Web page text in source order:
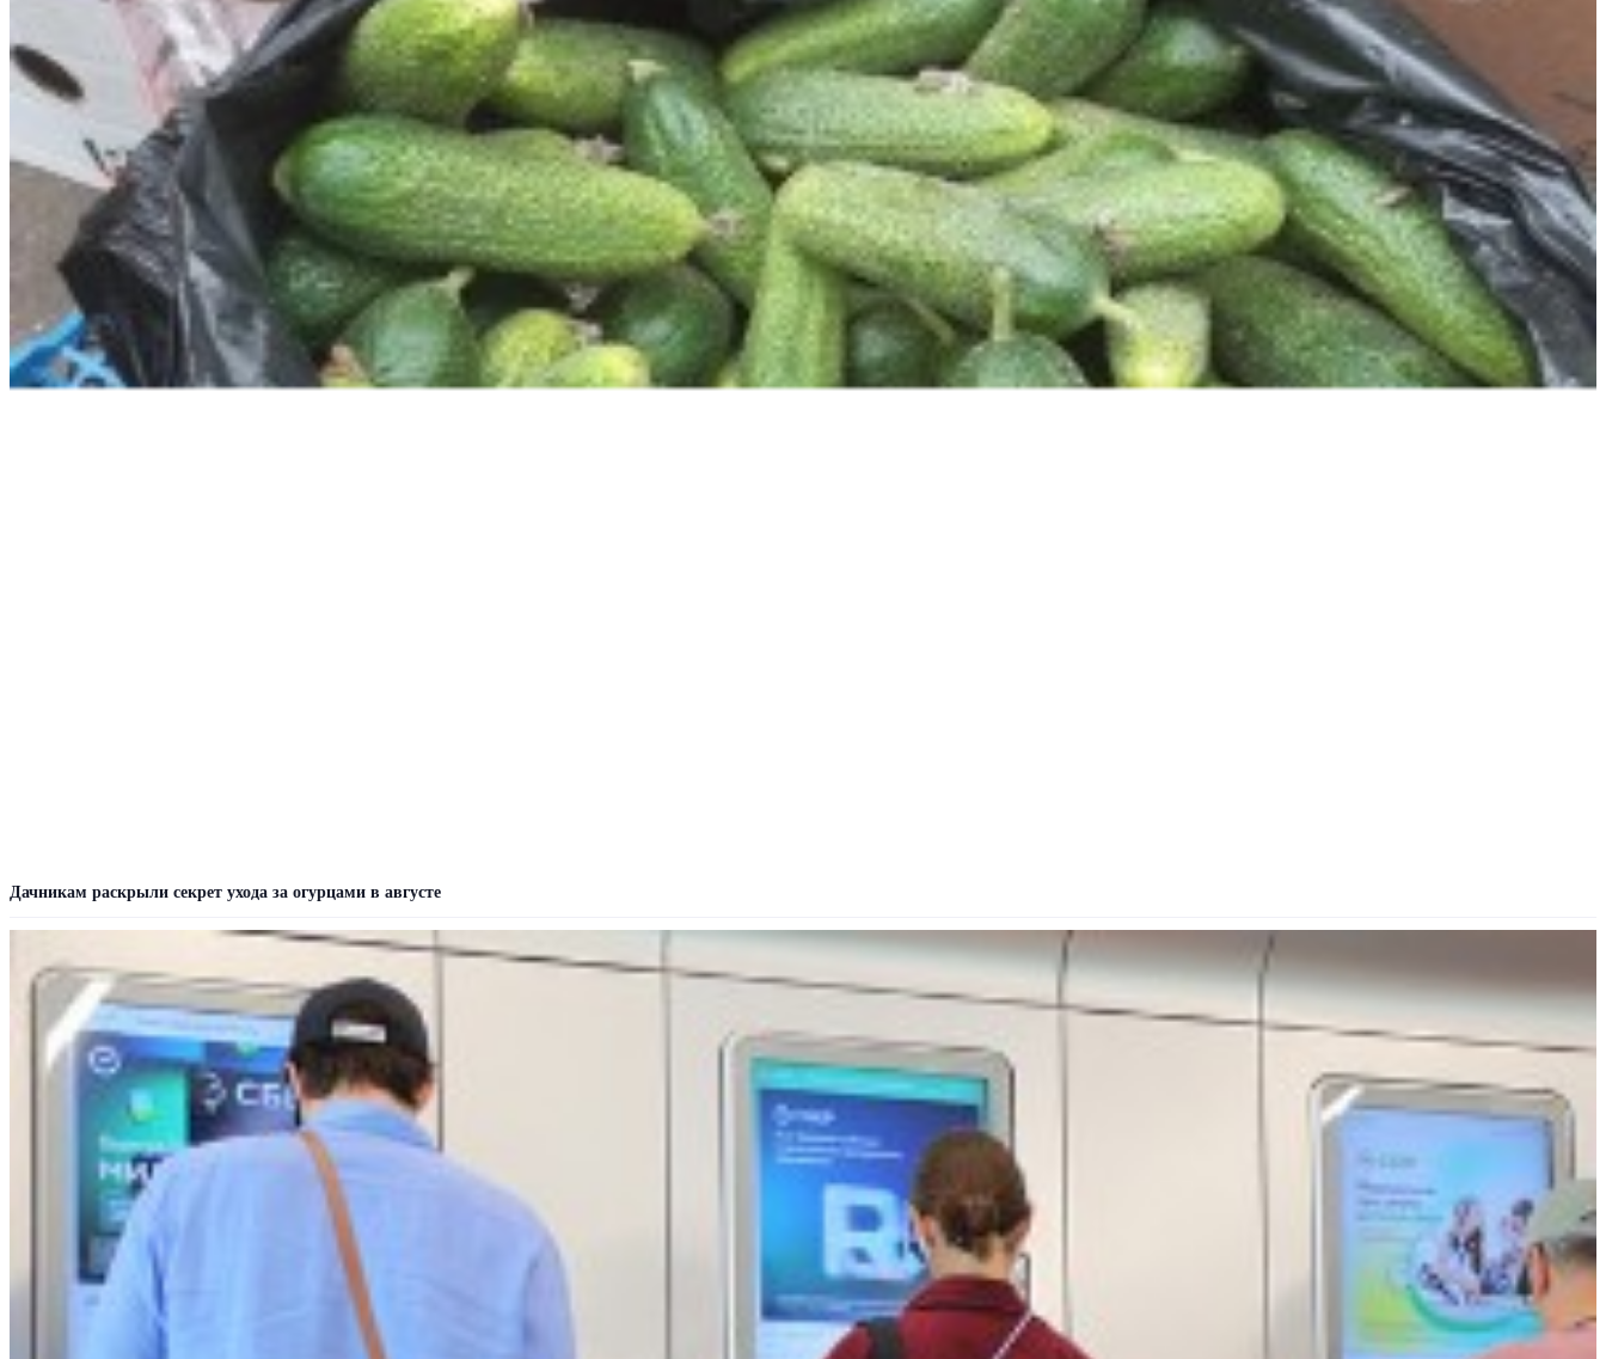
Дачникам раскрыли секрет ухода за огурцами в августе